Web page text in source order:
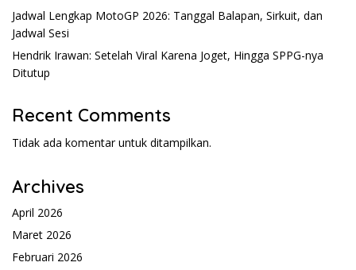
Jadwal Lengkap MotoGP 2026: Tanggal Balapan, Sirkuit, dan
Jadwal Sesi
Hendrik Irawan: Setelah Viral Karena Joget, Hingga SPPG-nya
Ditutup
Recent Comments
Tidak ada komentar untuk ditampilkan.
Archives
April 2026
Maret 2026
Februari 2026